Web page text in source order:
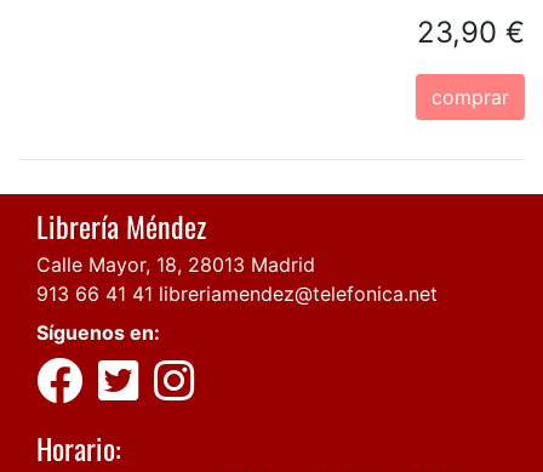
23,90 €
comprar
Librería Méndez
Calle Mayor, 18, 28013 Madrid
913 66 41 41 libreriamendez@telefonica.net
Síguenos en:
Horario: